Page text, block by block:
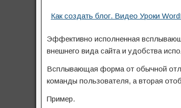
Как создать блог. Видео Уроки
Эффективно исполненная
внешнего вида сайта и удобства
Всплывающая форма от обычной
команды пользователя, а вторая
Пример.